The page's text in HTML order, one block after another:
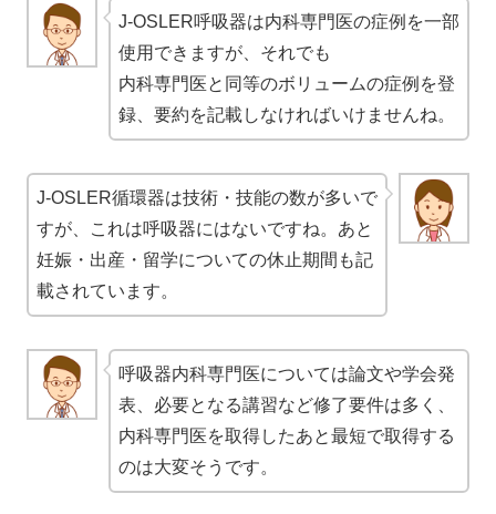
J-OSLER呼吸器は内科専門医の症例を一部
使用できますが、それでも
内科専門医と同等のボリュームの症例を登
録、要約を記載しなければいけませんね。
J-OSLER循環器は技術・技能の数が多いで
すが、これは呼吸器にはないですね。あと
妊娠・出産・留学についての休止期間も記
載されています。
呼吸器内科専門医については論文や学会発
表、必要となる講習など修了要件は多く、
内科専門医を取得したあと最短で取得する
のは大変そうです。